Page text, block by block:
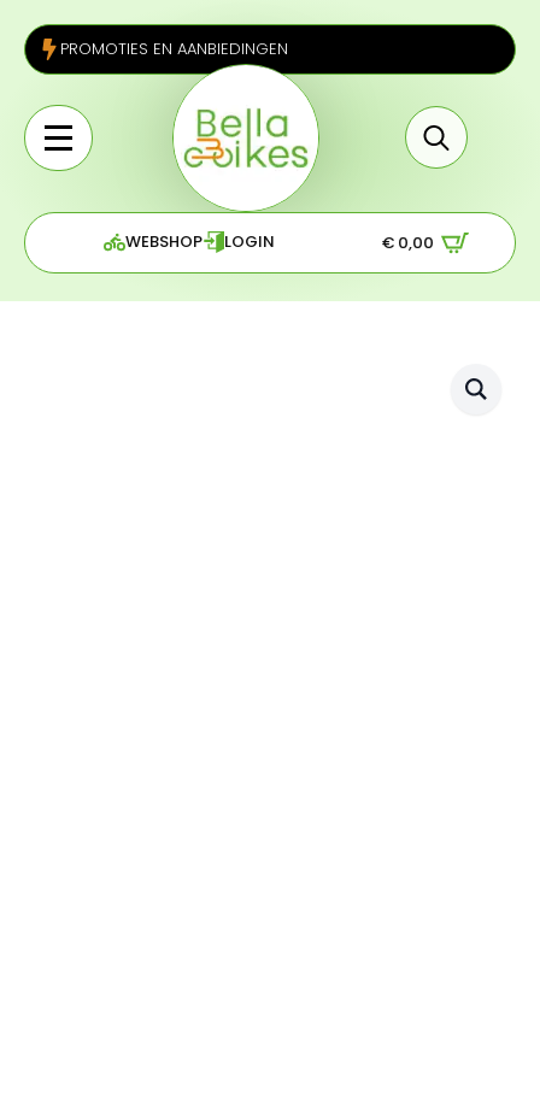
PROMOTIES EN AANBIEDINGEN
for:
WEBSHOP LOGIN € 0,00